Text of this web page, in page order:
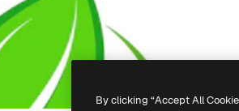
By clicking “Accept All